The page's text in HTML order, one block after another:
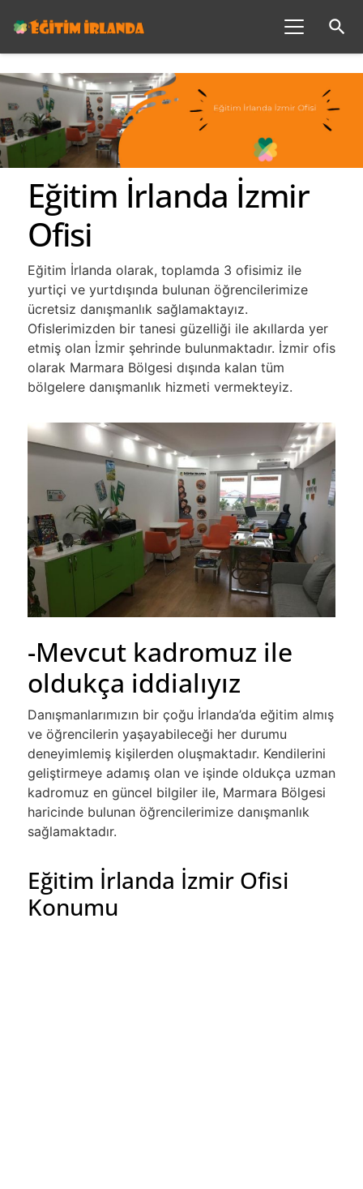
search
Eğitim İrlanda İzmir
Ofisi
Eğitim İrlanda olarak, toplamda 3 ofisimiz ile
yurtiçi ve yurtdışında bulunan öğrencilerimize
ücretsiz danışmanlık sağlamaktayız.
Ofislerimizden bir tanesi güzelliği ile akıllarda yer
etmiş olan İzmir şehrinde bulunmaktadır. İzmir ofis
olarak Marmara Bölgesi dışında kalan tüm
bölgelere danışmanlık hizmeti vermekteyiz.
-Mevcut kadromuz ile
oldukça iddialıyız
Danışmanlarımızın bir çoğu İrlanda’da eğitim almış
ve öğrencilerin yaşayabileceği her durumu
deneyimlemiş kişilerden oluşmaktadır. Kendilerini
geliştirmeye adamış olan ve işinde oldukça uzman
kadromuz en güncel bilgiler ile, Marmara Bölgesi
haricinde bulunan öğrencilerimize danışmanlık
sağlamaktadır.
Eğitim İrlanda İzmir Ofisi
Konumu